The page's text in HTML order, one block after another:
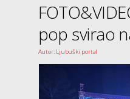
pop svirao
Autor: Ljubuški portal